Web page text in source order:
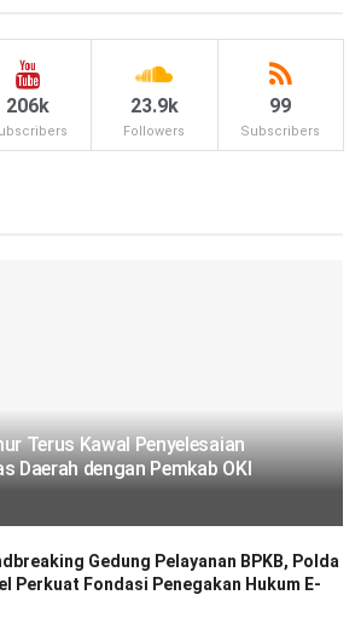
206k 23.9k
Followers
99
Subscribers
Terus Kawal Penyelesaian
Daerah dengan Pemkab OKI
Gedung Pelayanan BPKB, Polda
Perkuat Fondasi Penegakan Hukum E-